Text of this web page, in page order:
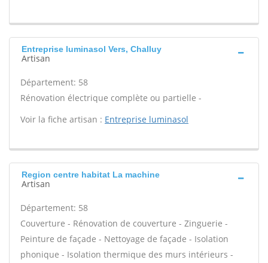
Entreprise luminasol Vers, Challuy
Artisan
Département: 58
Rénovation électrique complète ou partielle -
Voir la fiche artisan : Entreprise luminasol
Region centre habitat La machine
Artisan
Département: 58
Couverture - Rénovation de couverture - Zinguerie -
Peinture de façade - Nettoyage de façade - Isolation
phonique - Isolation thermique des murs intérieurs -